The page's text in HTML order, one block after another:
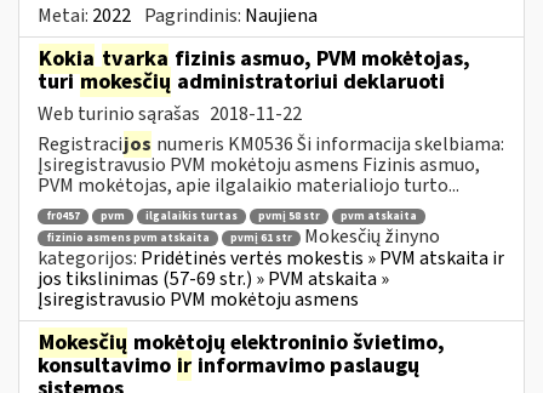
Metai: 2022 Pagrindinis: Naujiena
Kokia tvarka fizinis asmuo, PVM mokėtojas,
turimokesčių administratoriui deklaruoti
Web turinio sąrašas 2018-11-22
Registracijos numeris KM0536 Ši informacija skelbiama:
Įsiregistravusio PVM mokėtoju asmens Fizinis asmuo,
PVM mokėtojas, apie ilgalaikio materialiojo turto...
fr0457 pvm ilgalaikis turtas pvmį 58 str
pvm atskaita
fizinio asmens pvm atskaita
pvmį 61 str
Mokesčių žinyno
kategorijos: Pridėtinės vertės mokestis » PVM atskaita ir
jos tikslinimas (57-69 str.) » PVM atskaita »
Įsiregistravusio PVM mokėtoju asmens
Mokesčių mokėtojų elektroninio švietimo,
konsultavimo ir informavimo paslaugų